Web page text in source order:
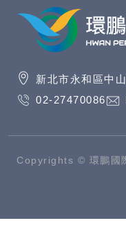
新北市永和區中
02-27470086
Copyrights © 環鵬國